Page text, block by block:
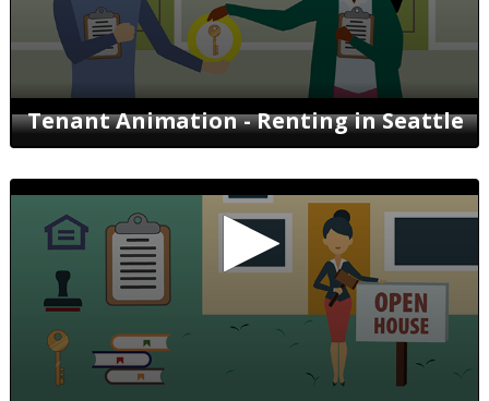
0
seconds
Tenant Animation - Renting in Seattle